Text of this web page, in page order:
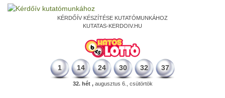
KÉRDŐÍV KÉSZÍTÉSE KUTATÓMUNKÁHOZ
KUTATAS-KERDOIV.HU
1 14 24 30 32 37
32. hét ,augusztus 6., csütörtök